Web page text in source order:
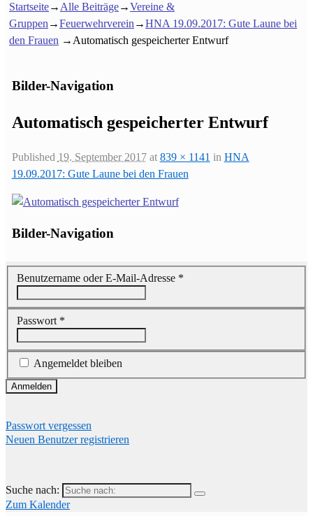
Startseite→Alle Beiträge→Vereine &
Gruppen→Feuerwehrverein→HNA 19.09.2017: Gute Laune bei
den Frauen →Automatisch gespeicherter Entwurf
Bilder-Navigation
Automatisch gespeicherter Entwurf
Published 19. September 2017at 839 × 1141 in HNA
19.09.2017: Gute Laune bei den Frauen
Bilder-Navigation
Benutzername oder E-Mail-Adresse *
Passwort *
Angemeldet bleiben
Passwort vergessen
Neuen Benutzer registrieren
Suche nach:
Zum Kalender